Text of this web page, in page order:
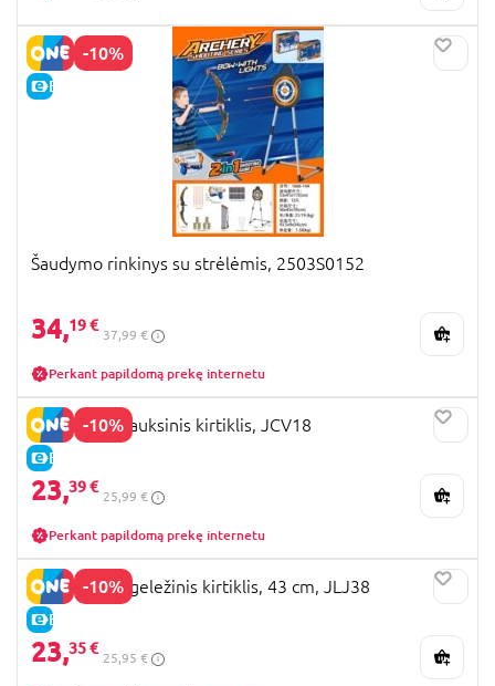
-10%
E-KAINA
Šaudymo rinkinys su strėlėmis, 2503S0152
34,19 €
37,99 €
Perkant papildomą prekę internetu
-10%
E-KAINA
MINECRAFT auksinis kirtiklis, JCV18
23,39 €
25,99 €
Perkant papildomą prekę internetu
-10%
E-KAINA
MINECRAFT geležinis kirtiklis, 43 cm, JLJ38
23,35 €
25,95 €